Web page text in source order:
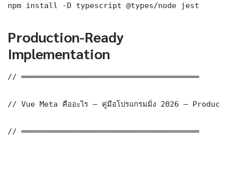
npm install -D typescript @types/node jest
Production-Ready
Implementation
// ═══════════════════════════════════════
// Vue Meta คืออะไร — คู่มือโปรแกรมมิ่ง 2026 —
// ═══════════════════════════════════════